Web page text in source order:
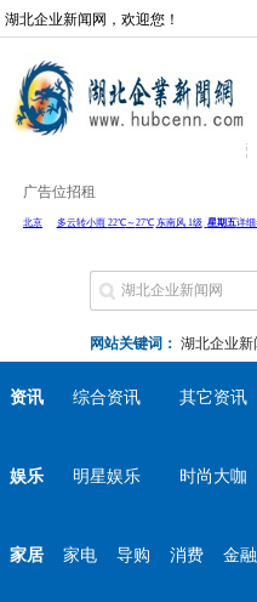
湖北企业新闻网，欢迎您！
广告位招租
网站关键词： 湖北企业新
资讯 综合资讯 其它资讯
娱乐 明星娱乐 时尚大咖
家居 家电 导购 消费 金融